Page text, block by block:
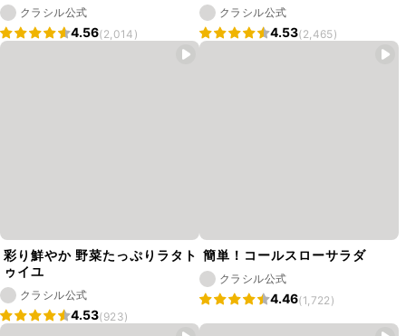
クラシル公式
4.56(2,014)
クラシル公式
4.53(2,465)
彩り鮮やか 野菜たっぷりラタト
ゥイユ
クラシル公式
4.53(923)
簡単！コールスローサラダ
クラシル公式
4.46(1,722)